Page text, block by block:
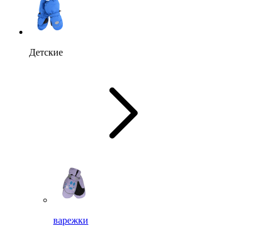
Детские
варежки